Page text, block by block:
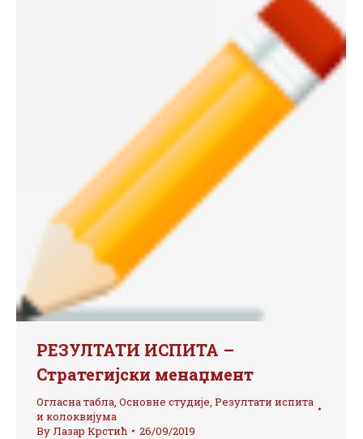
РЕЗУЛТАТИ ИСПИТА –
Стратегијски менаџмент
Огласна табла, Основне студије, Резултати испита
и колоквијума
ByЛазар Крстић 26/09/2019